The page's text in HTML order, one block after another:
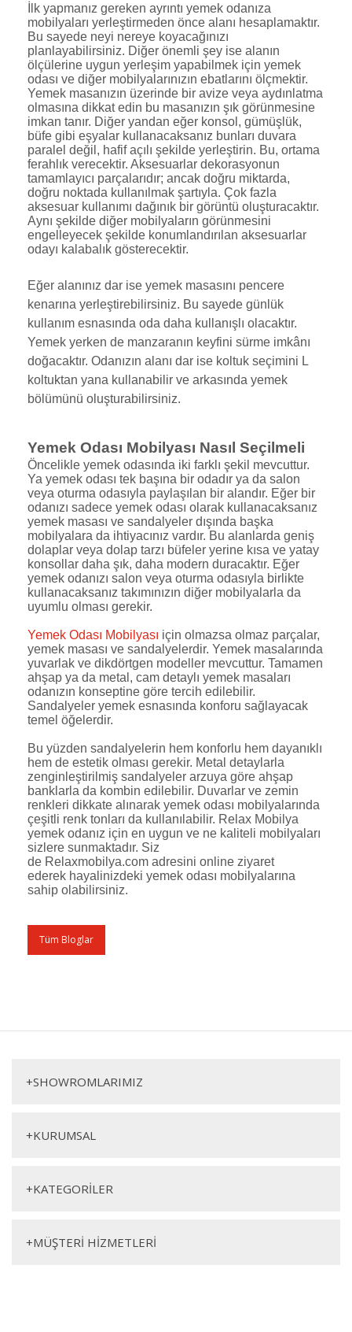
İlk yapmanız gereken ayrıntı yemek odanıza
mobilyaları yerleştirmeden önce alanı hesaplamaktır.
Bu sayede neyi nereye koyacağınızı
planlayabilirsiniz. Diğer önemli şey ise alanın
ölçülerine uygun yerleşim yapabilmek için yemek
odası ve diğer mobilyalarınızın ebatlarını ölçmektir.
Yemek masanızın üzerinde bir avize veya aydınlatma
olmasına dikkat edin bu masanızın şık görünmesine
imkan tanır. Diğer yandan eğer konsol, gümüşlük,
büfe gibi eşyalar kullanacaksanız bunları duvara
paralel değil, hafif açılı şekilde yerleştirin. Bu, ortama
ferahlık verecektir. Aksesuarlar dekorasyonun
tamamlayıcı parçalarıdır; ancak doğru miktarda,
doğru noktada kullanılmak şartıyla. Çok fazla
aksesuar kullanımı dağınık bir görüntü oluşturacaktır.
Aynı şekilde diğer mobilyaların görünmesini
engelleyecek şekilde konumlandırılan aksesuarlar
odayı kalabalık gösterecektir.
Eğer alanınız dar ise yemek masasını pencere
kenarına yerleştirebilirsiniz. Bu sayede günlük
kullanım esnasında oda daha kullanışlı olacaktır.
Yemek yerken de manzaranın keyfini sürme imkânı
doğacaktır. Odanızın alanı dar ise koltuk seçimini L
koltuktan yana kullanabilir ve arkasında yemek
bölümünü oluşturabilirsiniz.
Yemek Odası Mobilyası Nasıl Seçilmeli
Öncelikle yemek odasında iki farklı şekil mevcuttur.
Ya yemek odası tek başına bir odadır ya da salon
veya oturma odasıyla paylaşılan bir alandır. Eğer bir
odanızı sadece yemek odası olarak kullanacaksanız
yemek masası ve sandalyeler dışında başka
mobilyalara da ihtiyacınız vardır. Bu alanlarda geniş
dolaplar veya dolap tarzı büfeler yerine kısa ve yatay
konsollar daha şık, daha modern duracaktır. Eğer
yemek odanızı salon veya oturma odasıyla birlikte
kullanacaksanız takımınızın diğer mobilyalarla da
uyumlu olması gerekir.
Yemek Odası Mobilyası için olmazsa olmaz parçalar,
yemek masası ve sandalyelerdir. Yemek masalarında
yuvarlak ve dikdörtgen modeller mevcuttur. Tamamen
ahşap ya da metal, cam detaylı yemek masaları
odanızın konseptine göre tercih edilebilir.
Sandalyeler yemek esnasında konforu sağlayacak
temel öğelerdir.
Bu yüzden sandalyelerin hem konforlu hem dayanıklı
hem de estetik olması gerekir. Metal detaylarla
zenginleştirilmiş sandalyeler arzuya göre ahşap
banklarla da kombin edilebilir. Duvarlar ve zemin
renkleri dikkate alınarak yemek odası mobilyalarında
çeşitli renk tonları da kullanılabilir. Relax Mobilya
yemek odanız için en uygun ve ne kaliteli mobilyaları
sizlere sunmaktadır. Siz
de Relaxmobilya.com adresini online ziyaret
ederek hayalinizdeki yemek odası mobilyalarına
sahip olabilirsiniz.
Tüm Bloglar
+SHOWROMLARIMIZ
+KURUMSAL
+KATEGORİLER
+MÜŞTERİ HİZMETLERİ